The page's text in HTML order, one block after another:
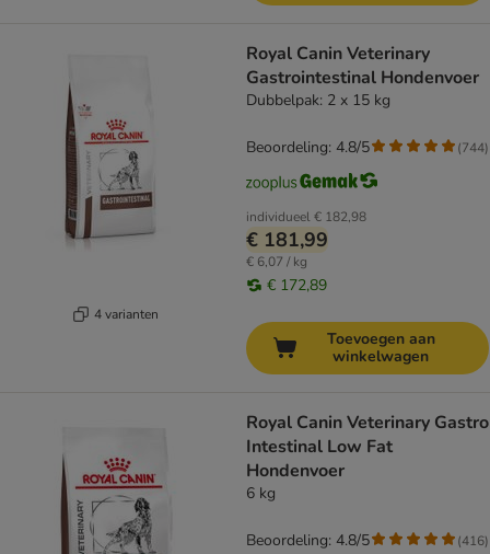
4 varianten
Royal Canin Veterinary
Gastrointestinal Hondenvoer
Dubbelpak: 2 x 15 kg
individueel€ 182,98
€ 181,99
€ 6,07 / kg
€ 172,89
Beoordeling: 4.8/5 (744)
Toevoegen aan
winkelwagen
Royal Canin Veterinary Gastro
Intestinal Low Fat
Hondenvoer
6 kg
Beoordeling: 4.8/5 (416)